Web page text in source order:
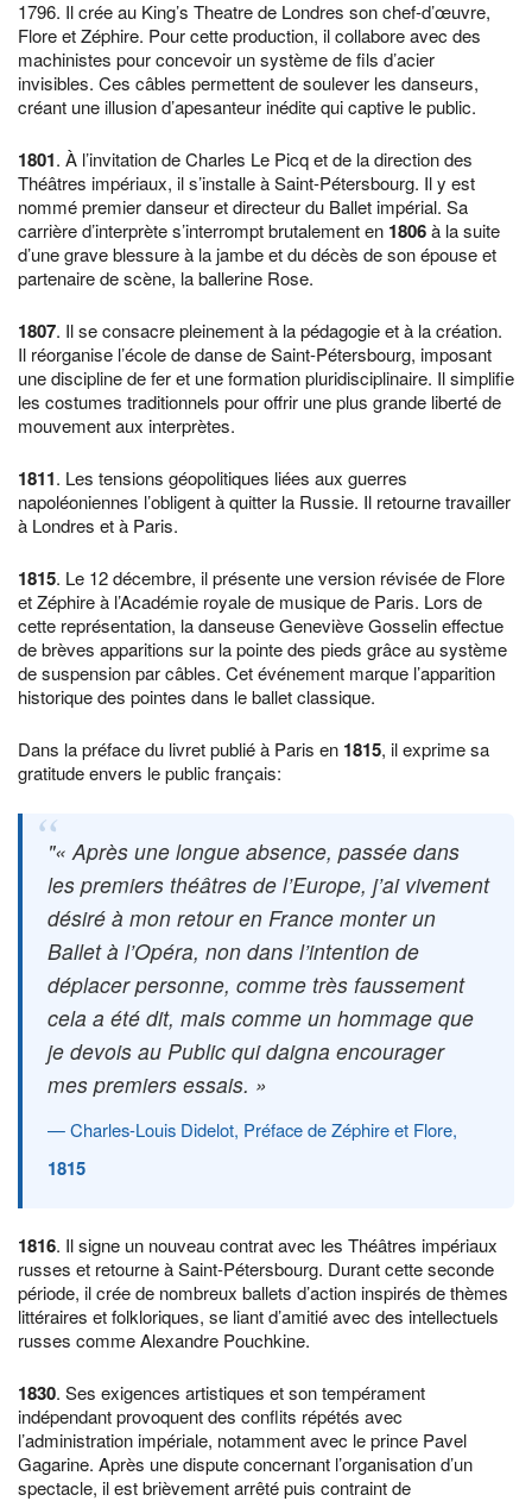
1796. Il crée au King’s Theatre de Londres son chef-d’œuvre,
Flore et Zéphire. Pour cette production, il collabore avec des
machinistes pour concevoir un système de fils d’acier
invisibles. Ces câbles permettent de soulever les danseurs,
créant une illusion d’apesanteur inédite qui captive le public.
1801. À l’invitation de Charles Le Picq et de la direction des
Théâtres impériaux, il s’installe à Saint-Pétersbourg. Il y est
nommé premier danseur et directeur du Ballet impérial. Sa
carrière d’interprète s’interrompt brutalement en 1806à la suite
d’une grave blessure à la jambe et du décès de son épouse et
partenaire de scène, la ballerine Rose.
1807. Il se consacre pleinement à la pédagogie et à la création.
Il réorganise l’école de danse de Saint-Pétersbourg, imposant
une discipline de fer et une formation pluridisciplinaire. Il simplifie
les costumes traditionnels pour offrir une plus grande liberté de
mouvement aux interprètes.
1811. Les tensions géopolitiques liées aux guerres
napoléoniennes l’obligent à quitter la Russie. Il retourne travailler
à Londres et à Paris.
1815. Le 12 décembre, il présente une version révisée de Flore
et Zéphire à l’Académie royale de musique de Paris. Lors de
cette représentation, la danseuse Geneviève Gosselin effectue
de brèves apparitions sur la pointe des pieds grâce au système
de suspension par câbles. Cet événement marque l’apparition
historique des pointes dans le ballet classique.
Dans la préface du livret publié à Paris en 1815, il exprime sa
gratitude envers le public français:
« Après une longue absence, passée dans
les premiers théâtres de l’Europe, j’ai vivement
désiré à mon retour en France monter un
Ballet à l’Opéra, non dans l’intention de
déplacer personne, comme très faussement
cela a été dit, mais comme un hommage que
je devois au Public qui daigna encourager
mes premiers essais. »
Charles-Louis Didelot, Préface de Zéphire et Flore,
1815
1816. Il signe un nouveau contrat avec les Théâtres impériaux
russes et retourne à Saint-Pétersbourg. Durant cette seconde
période, il crée de nombreux ballets d’action inspirés de thèmes
littéraires et folkloriques, se liant d’amitié avec des intellectuels
russes comme Alexandre Pouchkine.
1830. Ses exigences artistiques et son tempérament
indépendant provoquent des conflits répétés avec
l’administration impériale, notamment avec le prince Pavel
Gagarine. Après une dispute concernant l’organisation d’un
spectacle, il est brièvement arrêté puis contraint de